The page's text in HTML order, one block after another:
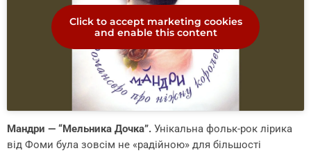
Click to accept marketing cookies
and enable this content
Мандри — “Мельника Дочка”. Унікальна фольк-рок лірика
від Фоми була зовсім не «радійною» для більшості